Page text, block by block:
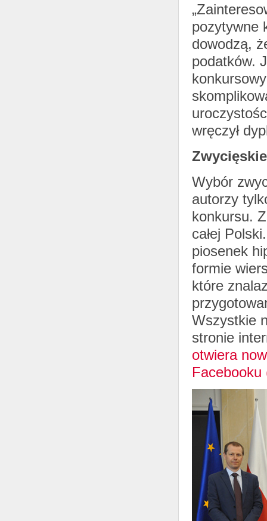
pozytywne
dowodzą,
podatków.
wręczył
Wybór
autorzy
konkursu.
całej
piosenek
formie
które
Wszystkie
stronie
otwiera